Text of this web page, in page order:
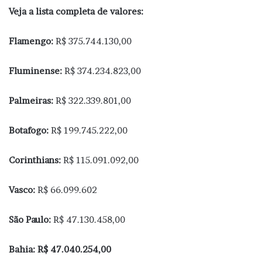
Veja a lista completa de valores:
Flamengo: R$ 375.744.130,00
Fluminense: R$ 374.234.823,00
Palmeiras: R$ 322.339.801,00
Botafogo: R$ 199.745.222,00
Corinthians: R$ 115.091.092,00
Vasco: R$ 66.099.602
São Paulo: R$ 47.130.458,00
Bahia: R$ 47.040.254,00